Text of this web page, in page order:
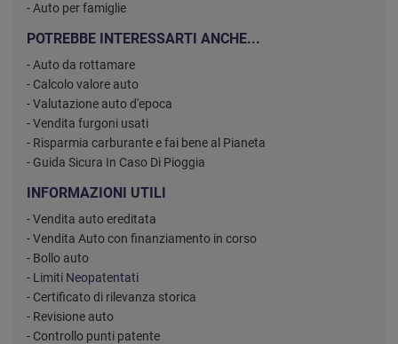
- Auto per famiglie
POTREBBE INTERESSARTI ANCHE...
- Auto da rottamare
- Calcolo valore auto
- Valutazione auto d'epoca
- Vendita furgoni usati
- Risparmia carburante e fai bene al Pianeta
- Guida Sicura In Caso Di Pioggia
INFORMAZIONI UTILI
- Vendita auto ereditata
- Vendita Auto con finanziamento in corso
- Bollo auto
- Limiti Neopatentati
- Certificato di rilevanza storica
- Revisione auto
- Controllo punti patente